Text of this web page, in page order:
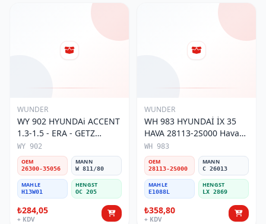
WUNDER
WY 902 HYUNDAi ACCENT
1.3-1.5 - ERA - GETZ
(DEMİR ) 26300-35056 Yağ
Filtresi
WY 902
OEM
26300-35056
MANN
W 811/80
MAHLE
H13W01
HENGST
OC 205
₺284,05
+ KDV
WUNDER
WH 983 HYUNDAİ İX 35
HAVA 28113-2S000 Hava
Filtresi
WH 983
OEM
28113-2S000
MANN
C 26013
MAHLE
E1088L
HENGST
LX 2869
₺358,80
+ KDV